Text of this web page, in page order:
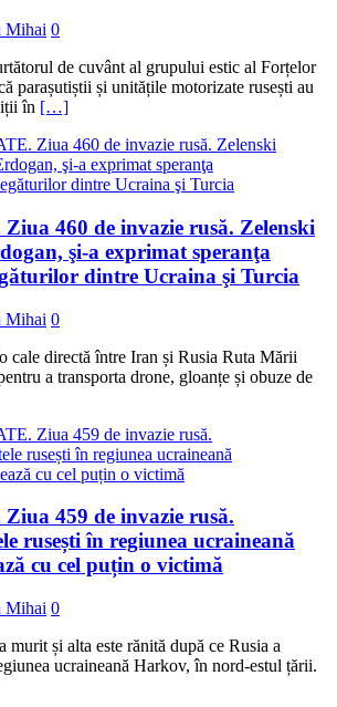
Mihai 0
de cuvânt al grupului estic al Forțelor
parașutiștii și unitățile motorizate rusești au
în […]
460 de invazie rusă. Zelenski
şi-a exprimat speranţa
dintre Ucraina şi Turcia
Mihai 0
cale directă între Iran și Rusia Ruta Mării
a transporta drone, gloanțe și obuze de
459 de invazie rusă.
rusești în regiunea ucraineană
cu cel puțin o victimă
Mihai 0
murit și alta este rănită după ce Rusia a
ucraineană Harkov, în nord-estul țării.